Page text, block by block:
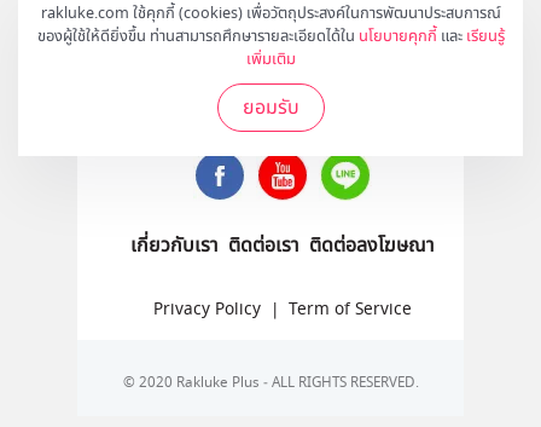
rakluke.com ใช้คุกกี้ (cookies) เพื่อวัตถุประสงค์ในการพัฒนาประสบการณ์
ของผู้ใช้ให้ดียิ่งขึ้น ท่านสามารถศึกษารายละเอียดได้ใน นโยบายคุกกี้ และ เรียนรู้
เพิ่มเติม
ยอมรับ
ติดตามเราได้ที่
เกี่ยวกับเรา ติดต่อเรา ติดต่อลงโฆษณา
Privacy Policy | Term of Service
© 2020 Rakluke Plus - ALL RIGHTS RESERVED.